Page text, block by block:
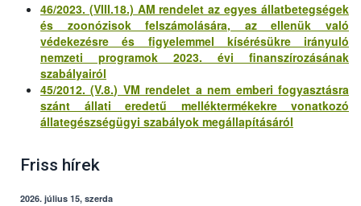
46/2023. (VIII.18.) AM rendelet az egyes állatbetegségek
és zoonózisok felszámolására, az ellenük való
védekezésre és figyelemmel kísérésükre irányuló
nemzeti programok 2023. évi finanszírozásának
szabályairól
45/2012. (V.8.) VM rendelet a nem emberi fogyasztásra
szánt állati eredetű melléktermékekre vonatkozó
állategészségügyi szabályok megállapításáról
Friss hírek
2026. július 15, szerda